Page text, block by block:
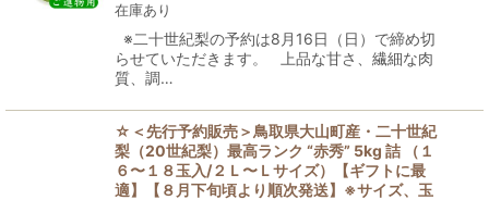
在庫あり
※二十世紀梨の予約は8月16日（日）で締め切
らせていただきます。 上品な甘さ、繊細な肉
質、調…
☆＜先行予約販売＞鳥取県大山町産・二十世紀
梨（20世紀梨）最高ランク “赤秀” 5kg 詰 （１
６〜１８玉入/２Ｌ〜Ｌサイズ）【ギフトに最
適】【８月下旬頃より順次発送】※サイズ、玉